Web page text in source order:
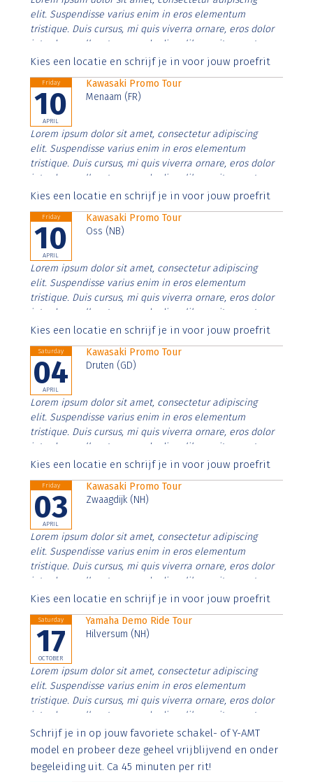
elit. Suspendisse varius enim in eros elementum
tristique. Duis cursus, mi quis viverra ornare, eros dolor
interdum nulla, ut commodo diam libero vitae erat.
Aenean faucibus nibh et justo cursus id rutrum lorem
Kies een locatie en schrijf je in voor jouw proefrit
Friday
10
APRIL
Kawasaki Promo Tour
Menaam (FR)
Lorem ipsum dolor sit amet, consectetur adipiscing
elit. Suspendisse varius enim in eros elementum
tristique. Duis cursus, mi quis viverra ornare, eros dolor
interdum nulla, ut commodo diam libero vitae erat.
Aenean faucibus nibh et justo cursus id rutrum lorem
Kies een locatie en schrijf je in voor jouw proefrit
Friday
10
APRIL
Kawasaki Promo Tour
Oss (NB)
Lorem ipsum dolor sit amet, consectetur adipiscing
elit. Suspendisse varius enim in eros elementum
tristique. Duis cursus, mi quis viverra ornare, eros dolor
interdum nulla, ut commodo diam libero vitae erat.
Aenean faucibus nibh et justo cursus id rutrum lorem
Kies een locatie en schrijf je in voor jouw proefrit
Saturday
04
APRIL
Kawasaki Promo Tour
Druten (GD)
Lorem ipsum dolor sit amet, consectetur adipiscing
elit. Suspendisse varius enim in eros elementum
tristique. Duis cursus, mi quis viverra ornare, eros dolor
interdum nulla, ut commodo diam libero vitae erat.
Aenean faucibus nibh et justo cursus id rutrum lorem
Kies een locatie en schrijf je in voor jouw proefrit
Friday
03
APRIL
Kawasaki Promo Tour
Zwaagdijk (NH)
Lorem ipsum dolor sit amet, consectetur adipiscing
elit. Suspendisse varius enim in eros elementum
tristique. Duis cursus, mi quis viverra ornare, eros dolor
interdum nulla, ut commodo diam libero vitae erat.
Aenean faucibus nibh et justo cursus id rutrum lorem
Kies een locatie en schrijf je in voor jouw proefrit
Saturday
17
OCTOBER
Yamaha Demo Ride Tour
Hilversum (NH)
Lorem ipsum dolor sit amet, consectetur adipiscing
elit. Suspendisse varius enim in eros elementum
tristique. Duis cursus, mi quis viverra ornare, eros dolor
interdum nulla, ut commodo diam libero vitae erat.
Aenean faucibus nibh et justo cursus id rutrum lorem
imperdiet. Nunc ut sem vitae risus tristique posuere.
Schrijf je in op jouw favoriete schakel- of Y-AMT
model en probeer deze geheel vrijblijvend en onder
begeleiding uit. Ca 45 minuten per rit!